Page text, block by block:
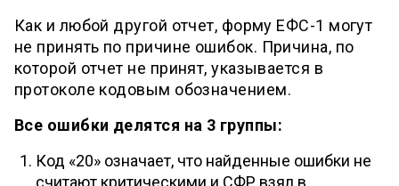
Как и любой другой отчет, форму ЕФС-1 могут
не принять по причине ошибок. Причина, по
которой отчет не принят, указывается в
протоколе кодовым обозначением.
Все ошибки делятся на 3 группы:
Код «20» означает, что найденные ошибки не
считают критическими и СФР взял в